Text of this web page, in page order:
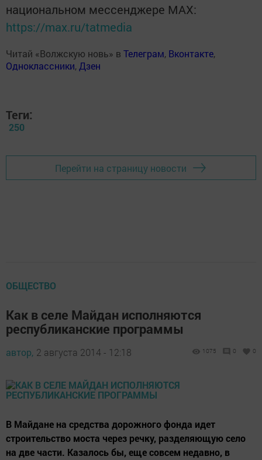
национальном мессенджере MАХ:
https://max.ru/tatmedia
Читай «Волжскую новь» в Телеграм, Вконтакте,
Одноклассники, Дзен
Теги:
250
Перейти на страницу новости
ОБЩЕСТВО
Как в селе Майдан исполняются
республиканские программы
автор, 2 августа 2014 - 12:18 1075 0 0
В Майдане на средства дорожного фонда идет
строительство моста через речку, разделяющую село
на две части. Казалось бы, еще совсем недавно, в